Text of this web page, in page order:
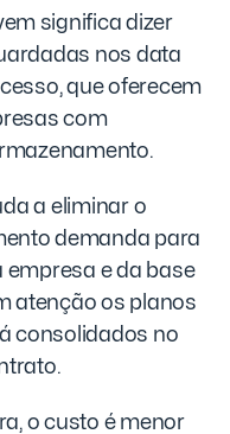
significa dizer
nos data
que oferecem
com
a eliminar o
demanda para
e da base
atenção os planos
consolidados no
o custo é menor